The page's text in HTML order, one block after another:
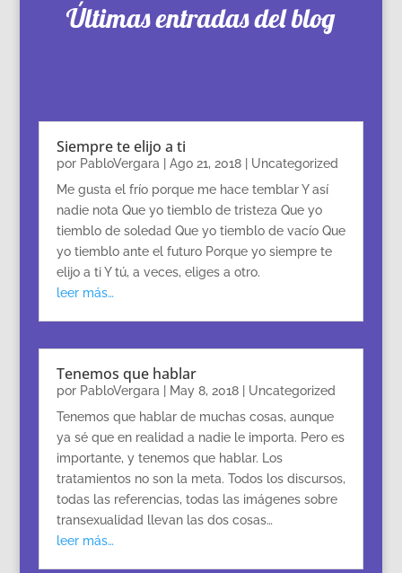
Últimas entradas del blog
Siempre te elijo a ti
por PabloVergara Ago 21, 2018| Uncategorized
Me gusta el frío porque me hace temblar Y así
nadie nota Que yo tiemblo de tristeza Que yo
tiemblo de soledad Que yo tiemblo de vacío Que
yo tiemblo ante el futuro Porque yo siempre te
elijo a ti Y tú, a veces, eliges a otro.
leer más…
Tenemos que hablar
por PabloVergara May 8, 2018| Uncategorized
Tenemos que hablar de muchas cosas, aunque
ya sé que en realidad a nadie le importa. Pero es
importante, y tenemos que hablar. Los
tratamientos no son la meta. Todos los discursos,
todas las referencias, todas las imágenes sobre
transexualidad llevan las dos cosas…
leer más…